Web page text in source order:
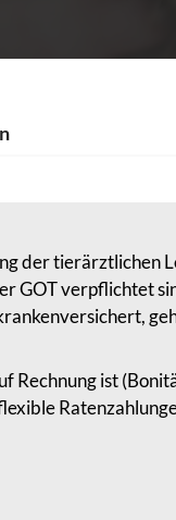
der tierärztlichen
GOT verpflichtet
Rechnung ist